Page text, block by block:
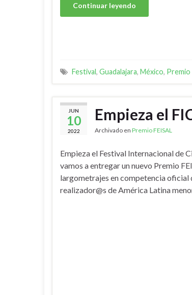
Continuar leyendo
Festival, Guadalajara, México, Premio
JUN
10
2022
Empieza el
Archivado en Premio FEISAL
Empieza el Festival Internacional de
vamos a entregar un nuevo Premio
largometrajes en competencia oficial
realizador@s de América Latina